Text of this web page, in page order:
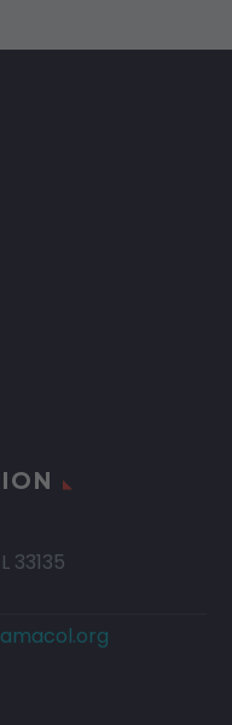
website – with few
33135